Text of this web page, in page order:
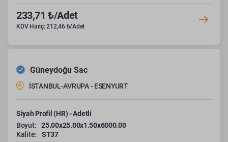
233,71 ₺/Adet
KDV Hariç: 212,46 ₺/Adet
Güneydoğu Sac
İSTANBUL-AVRUPA - ESENYURT
Siyah Profil (HR) - Adetli
Boyut:
25.00x25.00x1.50x6000.00
Kalite:
ST37